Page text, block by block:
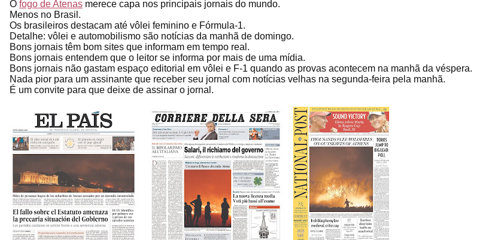
O fogo de Atenas merece capa nos principais jornais do mundo.
Menos no Brasil.
Os brasileiros destacam até vôlei feminino e Fórmula-1.
Detalhe: vôlei e automobilismo são notícias da manhã de domingo.
Bons jornais têm bom sites que informam em tempo real.
Bons jornais entendem que o leitor se informa por mais de uma mídia.
Bons jornais não gastam espaço editorial em vôlei e F-1 quando as provas acontecem na manhã da véspera.
Nada pior para um assinante que receber seu jornal com notícias velhas na segunda-feira pela manhã.
É um convite para que deixe de assinar o jornal.